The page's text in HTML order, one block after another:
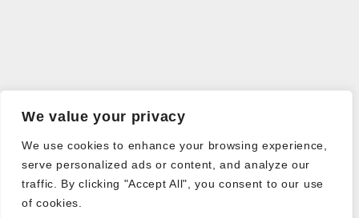
We value your privacy
We use cookies to enhance your browsing experience,
serve personalized ads or content, and analyze our
traffic. By clicking "Accept All", you consent to our use
of cookies.